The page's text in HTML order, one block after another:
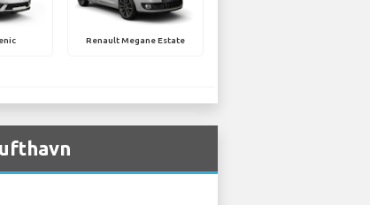
Renault Megane Estate